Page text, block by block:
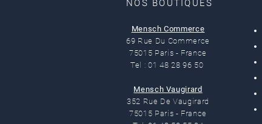
NOS BOUTIQUES
Mensch Commerce
69 Rue Du Commerce
75015 Paris - France
Tel : 01 48 28 96 50
Mensch Vaugirard
352 Rue De Vaugirard
75015 Paris - France